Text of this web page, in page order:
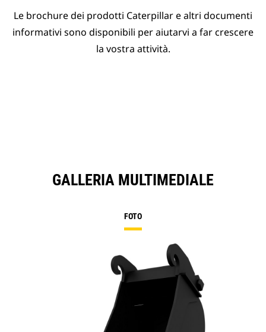
Le brochure dei prodotti Caterpillar e altri documenti
informativi sono disponibili per aiutarvi a far crescere
la vostra attività.
GALLERIA MULTIMEDIALE
FOTO